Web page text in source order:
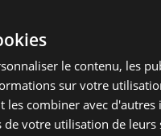
Maïmonide et la
cette vie Juive presque
aussi de
Juive et locale.
se terminera au
de Belgique qui
le contenu, les
sur votre
les combiner avec
votre utilisation de leurs